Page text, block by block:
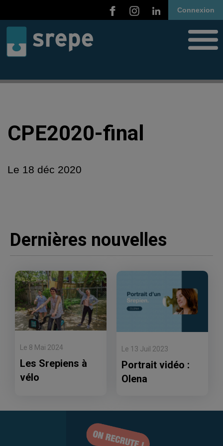
Connexion
CPE2020-final
Le 18 déc 2020
Dernières nouvelles
Le 8 Mai 2024
Les Srepiens à
vélo
Le 13 Juil 2023
Portrait vidéo :
Olena